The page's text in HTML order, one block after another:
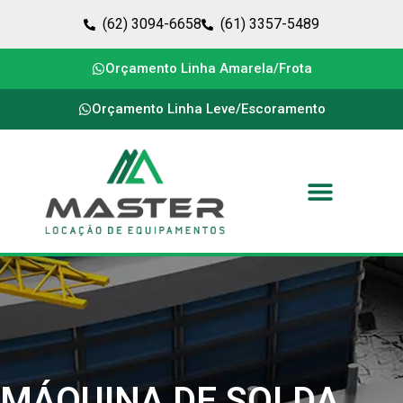
(62) 3094-6658 (61) 3357-5489
Orçamento Linha Amarela/Frota
Orçamento Linha Leve/Escoramento